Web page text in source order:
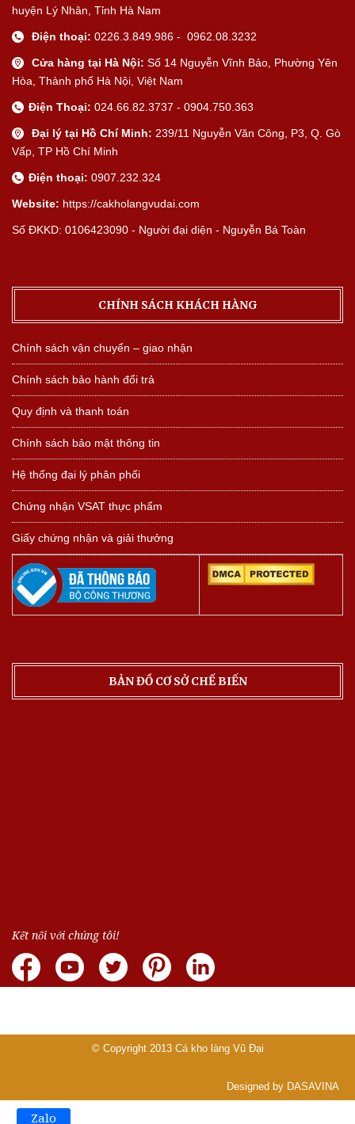
huyện Lý Nhân, Tỉnh Hà Nam
Điện thoại: 0226.3.849.986 - 0962.08.3232
Cửa hàng tại Hà Nội: Số 14 Nguyễn Vĩnh Bảo, Phường Yên
Hòa, Thành phố Hà Nội, Việt Nam
Điện Thoại: 024.66.82.3737 - 0904.750.363
Đại lý tại Hồ Chí Minh: 239/11 Nguyễn Văn Công, P3, Q. Gò
Vấp, TP Hồ Chí Minh
Điện thoại: 0907.232.324
Website: https://cakholangvudai.com
Số ĐKKD: 0106423090 - Người đại diện - Nguyễn Bá Toàn
CHÍNH SÁCH KHÁCH HÀNG
Chính sách vận chuyển – giao nhận
Chính sách bảo hành đổi trả
Quy định và thanh toán
Chính sách bảo mật thông tin
Hệ thống đại lý phân phối
Chứng nhận VSAT thực phẩm
Giấy chứng nhận và giải thưởng
BẢN ĐỒ CƠ SỞ CHẾ BIẾN
Kết nối với chúng tôi!
© Copyright 2013 Cá kho làng Vũ Đại
Designed by DASAVINA
Zalo